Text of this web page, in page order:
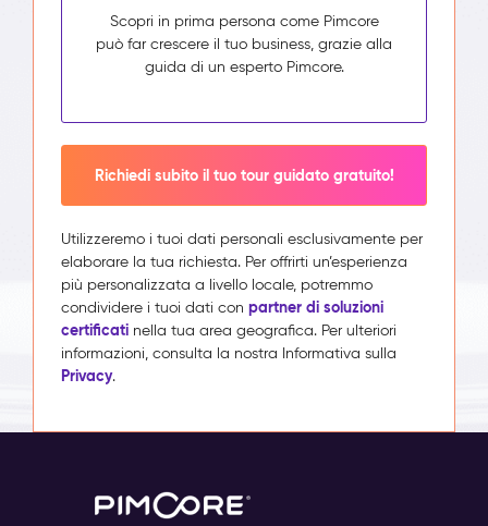
Scopri in prima persona come Pimcore
può far crescere il tuo business, grazie alla
guida di un esperto Pimcore.
Richiedi subito il tuo tour guidato gratuito!
Utilizzeremo i tuoi dati personali esclusivamente per
elaborare la tua richiesta. Per offrirti un’esperienza
più personalizzata a livello locale, potremmo
condividere i tuoi dati con partner di soluzioni
certificati nella tua area geografica. Per ulteriori
informazioni, consulta la nostra Informativa sulla
Privacy.